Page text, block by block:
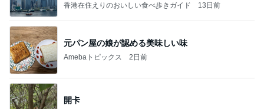
香港在住えりのおいしい食べ歩きガイド 13日前
元パン屋の娘が認める美味しい味
Amebaトピックス 2日前
開卡